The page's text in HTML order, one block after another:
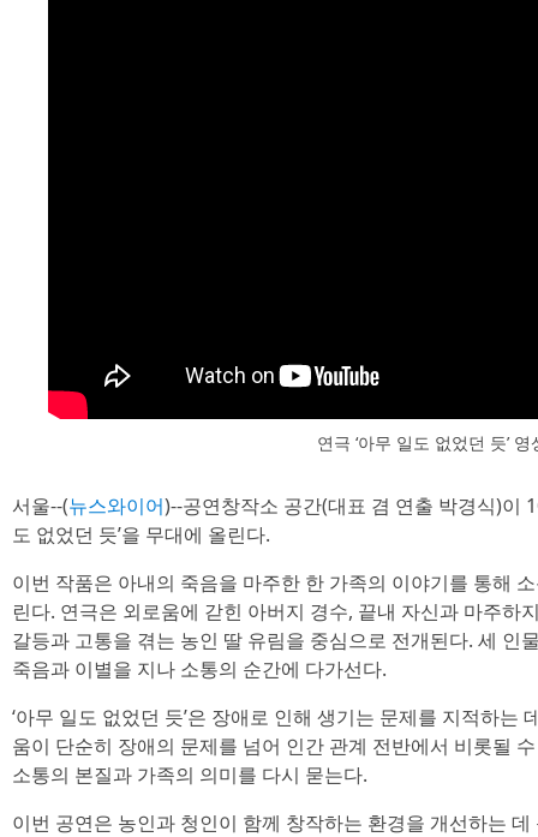
연극 ‘아무 일도 없었던 듯’ 영
서울--(뉴스와이어)--공연창작소 공간(대표 겸 연출 박경식)이
도 없었던 듯’을 무대에 올린다.
이번 작품은 아내의 죽음을 마주한 한 가족의 이야기를 통해
린다. 연극은 외로움에 갇힌 아버지 경수, 끝내 자신과 마주하
갈등과 고통을 겪는 농인 딸 유림을 중심으로 전개된다. 세 인
죽음과 이별을 지나 소통의 순간에 다가선다.
‘아무 일도 없었던 듯’은 장애로 인해 생기는 문제를 지적하는
움이 단순히 장애의 문제를 넘어 인간 관계 전반에서 비롯될
소통의 본질과 가족의 의미를 다시 묻는다.
이번 공연은 농인과 청인이 함께 창작하는 환경을 개선하는